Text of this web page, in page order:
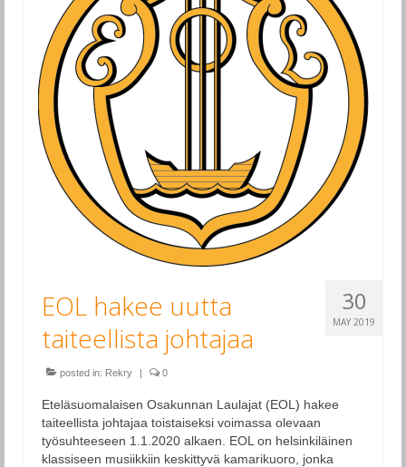
Ohjelmisto
Levyt
Tilaa kuoro
Yhteystiedot
EOL historia
Historia: Eteläsuomalaisen Osakunnan
Laulajat
30
MAY 2019
EOL hakee uutta
taiteellista johtajaa
posted in: Rekry | 0
Eteläsuomalaisen Osakunnan Laulajat (EOL) hakee
taiteellista johtajaa toistaiseksi voimassa olevaan
työsuhteeseen 1.1.2020 alkaen. EOL on helsinkiläinen
klassiseen musiikkiin keskittyvä kamarikuoro, jonka